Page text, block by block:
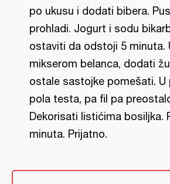
po ukusu i dodati bibera.
prohladi. Jogurt i sodu
ostaviti da odstoji 5 minuta.
mikserom belanca, dodati
ostale sastojke pomešati. U
pola testa, pa fil pa
Dekorisati listićima bosiljka.
minuta. Prijatno.